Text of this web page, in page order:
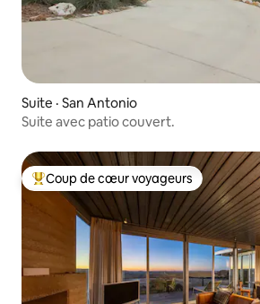
Suite · San Antonio
Suite avec patio couvert.
Coup de cœur voyageurs parmi les
Coup de cœur voyageurs